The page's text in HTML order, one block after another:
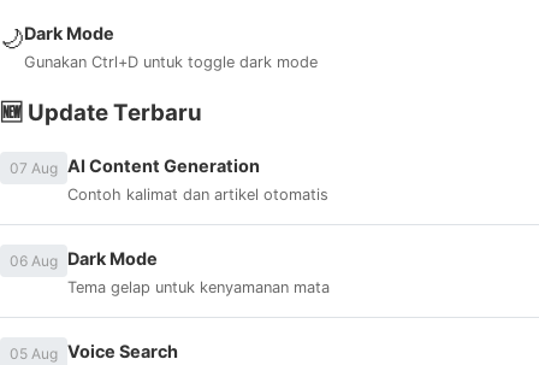
🌙Dark Mode
Gunakan Ctrl+D untuk toggle dark mode
🆕 Update Terbaru
07 Aug AI Content Generation
Contoh kalimat dan artikel otomatis
06 Aug Dark Mode
Tema gelap untuk kenyamanan mata
05 Aug Voice Search